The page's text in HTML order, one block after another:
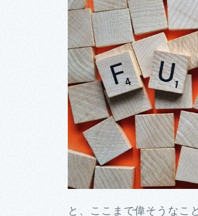
と、ここまで偉そうなこ